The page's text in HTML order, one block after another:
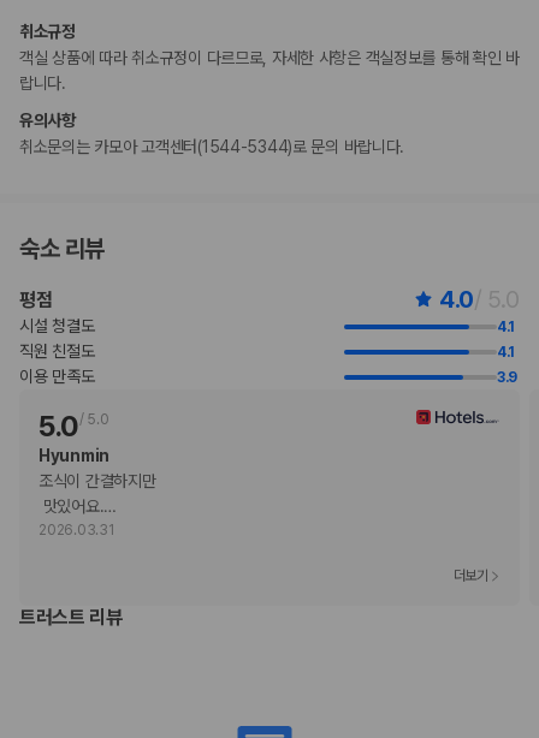
추가 안내사항
간이/추가 침대 이용 불가
기타 선택사항
일식 아침 식사 요금: 1인당 JPY 1400 ~ 1650(대략적인 금액)
셀프 주차 요금(지붕 없음): 1박 기준
현장 결제 유형 및 수단
Visa
Diners Club
직불카드 결제 불가
현금
American Express
JCB International
Mastercard
UnionPay
반려동물
장애인 안내 동물 동반 가능
취소규정
객실 상품에 따라 취소규정이 다르므로, 자세한 사항은 객실정보를 통해 확인 바
랍니다.
유의사항
취소문의는 카모아 고객센터(1544-5344)로 문의 바랍니다.
숙소 리뷰
평점 4.0/ 5.0
시설 청결도 4.1
직원 친절도 4.1
이용 만족도 3.9
5.0/ 5.0
Hyunmin
조식이 간결하지만
맛있어요.…
2026.03.31
더보기
트러스트 리뷰